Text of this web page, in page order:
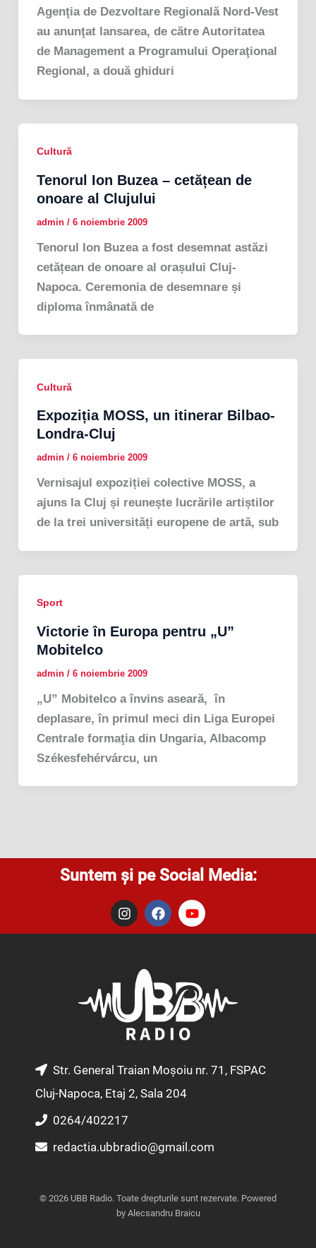
Agenţia de Dezvoltare Regională Nord-Vest
au anunţat lansarea, de către Autoritatea
de Management a Programului Operaţional
Regional, a două ghiduri
Cultură
Tenorul Ion Buzea – cetățean de
onoare al Clujului
admin / 6 noiembrie 2009
Tenorul Ion Buzea a fost desemnat astăzi
cetățean de onoare al orașului Cluj-
Napoca. Ceremonia de desemnare și
diploma înmânată de
Cultură
Expoziția MOSS, un itinerar Bilbao-
Londra-Cluj
admin / 6 noiembrie 2009
Vernisajul expoziției colective MOSS, a
ajuns la Cluj și reunește lucrările artiștilor
de la trei universități europene de artă, sub
Sport
Victorie în Europa pentru „U”
Mobitelco
admin / 6 noiembrie 2009
„U” Mobitelco a învins aseară, în
deplasare, în primul meci din Liga Europei
Centrale formaţia din Ungaria, Albacomp
Székesfehérvárcu, un
Suntem și pe Social Media:
I
n
s
m
F
a
c
o
k
Y
o
u
e
Str. General Traian Moșoiu nr. 71, FSPAC
Cluj-Napoca, Etaj 2, Sala 204
0264/402217
redactia.ubbradio@gmail.com
© 2026 UBB Radio. Toate drepturile sunt rezervate. Powered
by Alecsandru Braicu